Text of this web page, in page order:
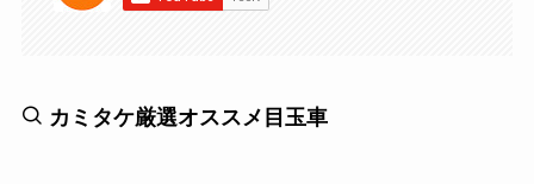
カミタケ厳選オススメ目玉車